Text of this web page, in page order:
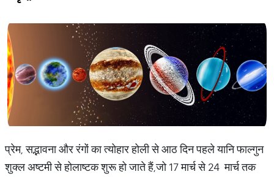
प्रेम, सद्भावना और रंगों का त्योहार होली से आठ दिन पहले यानि फाल्गुन
शुक्ल अष्टमी से होलाष्टक शुरू हो जाते हैं,जो 17 मार्च से 24 मार्च तक